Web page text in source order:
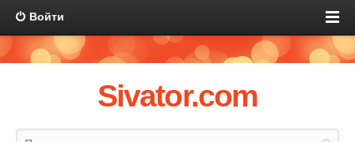
Войти
Sivator.com